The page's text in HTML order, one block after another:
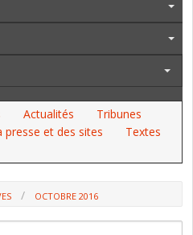
Actualités
Tribunes
presse et des sites
Textes
OCTOBRE 2016